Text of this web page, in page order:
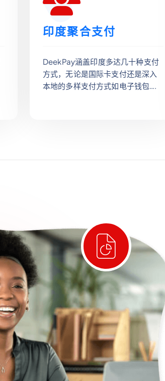
印度聚合支付
DeekPay涵盖印度多达几十种支付
方式，无论是国际卡支付还是深入
本地的多样支付方式如电子钱包….